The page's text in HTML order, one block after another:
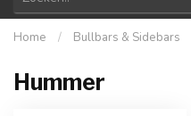
Home / Bullbars & Sidebars
Hummer